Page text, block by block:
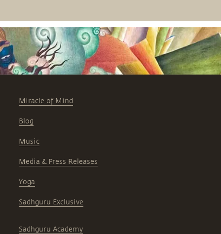
Miracle of Mind
Blog
Music
Media & Press Releases
Yoga
Sadhguru Exclusive
Sadhguru Academy